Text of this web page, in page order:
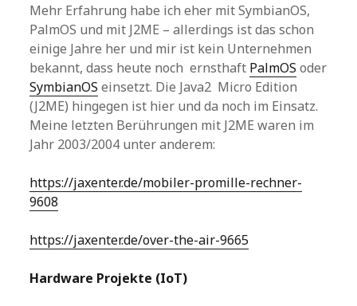
Mehr Erfahrung habe ich eher mit SymbianOS,
PalmOS und mit J2ME – allerdings ist das schon
einige Jahre her und mir ist kein Unternehmen
bekannt, dass heute noch ernsthaft PalmOS oder
SymbianOS einsetzt. Die Java2 Micro Edition
(J2ME) hingegen ist hier und da noch im Einsatz.
Meine letzten Berührungen mit J2ME waren im
Jahr 2003/2004 unter anderem:
https://jaxenter.de/mobiler-promille-rechner-
9608
https://jaxenter.de/over-the-air-9665
Hardware Projekte (IoT)